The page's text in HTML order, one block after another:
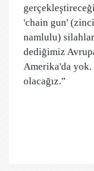
'chain gun'
namlulu)
dediğimiz
Amerika'da
olacağız.”